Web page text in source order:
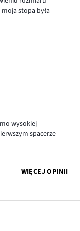
stopa była
wysokiej
spacerze
WIĘCEJ OPINII